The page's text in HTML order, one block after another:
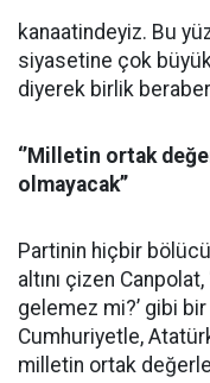
kanaatindeyiz. Bu
siyasetine çok büyük
diyerek birlik
‘’Milletin ortak
olmayacak’’
Partinin hiçbir bölücü
altını çizen
gelemez mi?’ gibi
Cumhuriyetle,
milletin ortak